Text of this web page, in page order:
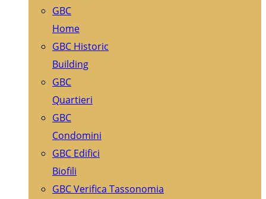
GBC
Home
GBC Historic
Building
GBC
Quartieri
GBC
Condomini
GBC Edifici
Biofili
GBC Verifica Tassonomia